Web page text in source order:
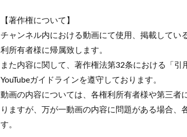
【著作権について】
チャンネル内における動画にて使用、掲載してい
利所有者様に帰属致します。
また内容に関して、著作権法第32条における「
YouTubeガイドラインを遵守しております。
動画の内容については、各権利所有者様や第三者
りますが、万が一動画の内容に問題がある場合
す。